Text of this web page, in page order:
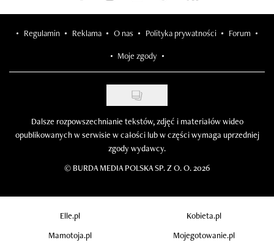
Regulamin Reklama O nas Polityka prywatności Forum
Moje zgody
Dalsze rozpowszechnianie tekstów, zdjęć i materiałów wideo
opublikowanych w serwisie w całości lub w części wymaga uprzedniej
zgody wydawcy.
© BURDA MEDIA POLSKA SP. Z O. O. 2026
Elle.pl
Kobieta.pl
Mamotoja.pl
Mojegotowanie.pl